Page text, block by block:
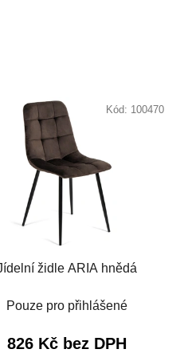
židle ARIA hnědá
Pouze pro přihlášené
826 Kč bez DPH
Kód: 100470